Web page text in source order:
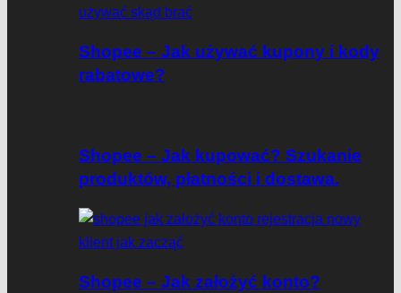
Shopee – Jak używać kupony i kody
rabatowe?
Shopee – Jak kupować? Szukanie
produktów, płatności i dostawa.
Shopee – Jak założyć konto?